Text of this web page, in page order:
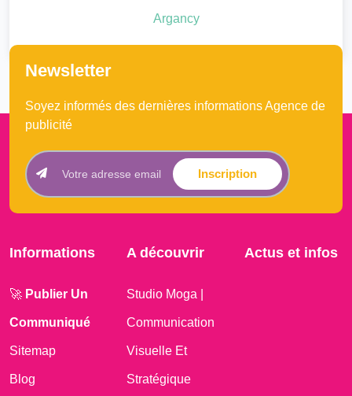
Argancy
Newsletter
Soyez informés des dernières informations Agence de
publicité
Inscription
Informations
🚀 Publier Un
Communiqué
Sitemap
Blog
A découvrir
Studio Moga |
Communication
Visuelle Et
Stratégique
Actus et infos